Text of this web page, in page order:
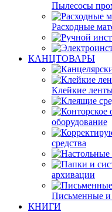
Пылесосы
Расходные
КАНЦТОВАРЫ
Клейкие
оборудование
средства
архивации
Письменные и
КНИГИ